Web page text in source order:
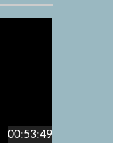
00:53:49